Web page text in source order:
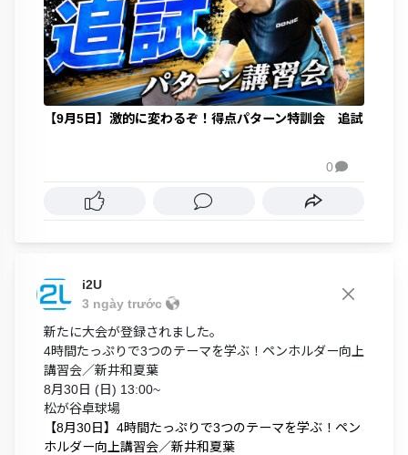
【9月5日】激的に変わるぞ！得点パターン特訓会 追試
0
i2U
3 ngày trước
新たに大会が登録されました。
4時間たっぷりで3つのテーマを学ぶ！ペンホルダー向上
講習会／新井和夏葉
8月30日 (日) 13:00~
松が谷卓球場
【8月30日】4時間たっぷりで3つのテーマを学ぶ！ペン
ホルダー向上講習会／新井和夏葉